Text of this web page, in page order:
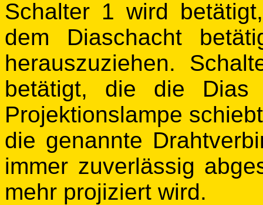
Schalter 1 wird
dem Diaschacht
herauszuziehen.
betätigt, die die
Projektionslampe
die genannte
immer zuverlässig
mehr projiziert wird.